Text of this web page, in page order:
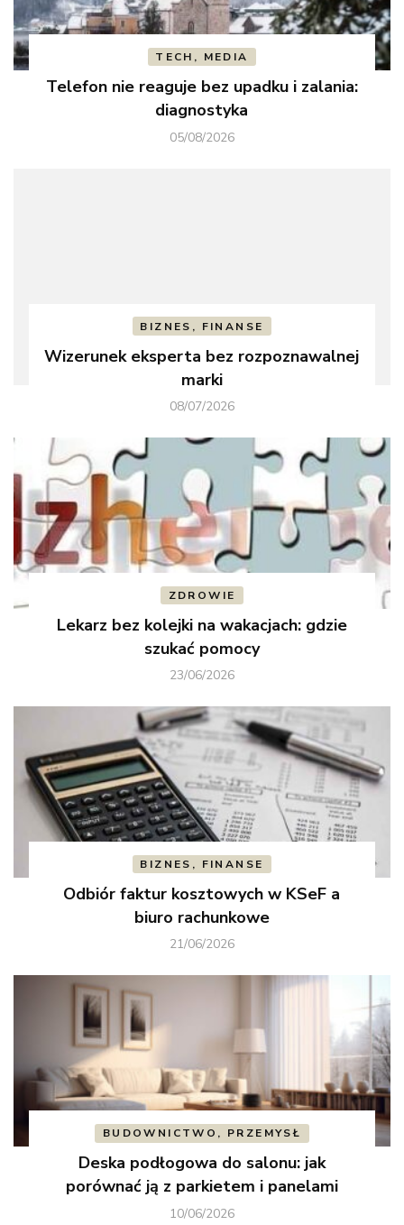
TECH, MEDIA
Telefon nie reaguje bez upadku i zalania:
diagnostyka
05/08/2026
BIZNES, FINANSE
Wizerunek eksperta bez rozpoznawalnej
marki
08/07/2026
ZDROWIE
Lekarz bez kolejki na wakacjach: gdzie
szukać pomocy
23/06/2026
BIZNES, FINANSE
Odbiór faktur kosztowych w KSeF a
biuro rachunkowe
21/06/2026
BUDOWNICTWO, PRZEMYSŁ
Deska podłogowa do salonu: jak
porównać ją z parkietem i panelami
10/06/2026